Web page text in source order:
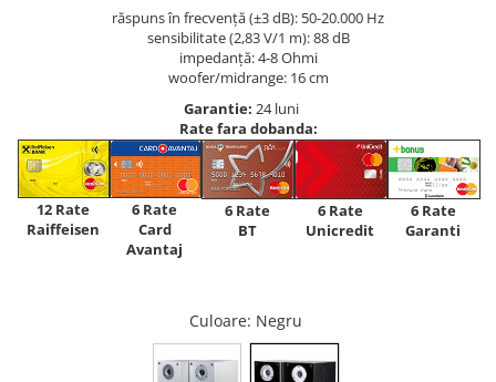
răspuns în frecvență (±3 dB): 50-20.000 Hz
sensibilitate (2,83 V/1 m): 88 dB
impedanță: 4-8 Ohmi
woofer/midrange: 16 cm
Garantie: 24 luni
Rate fara dobanda:
12 Rate
Raiffeisen
6 Rate
Card
Avantaj
6 Rate
BT
6 Rate
Unicredit
6 Rate
Garanti
Culoare: Negru